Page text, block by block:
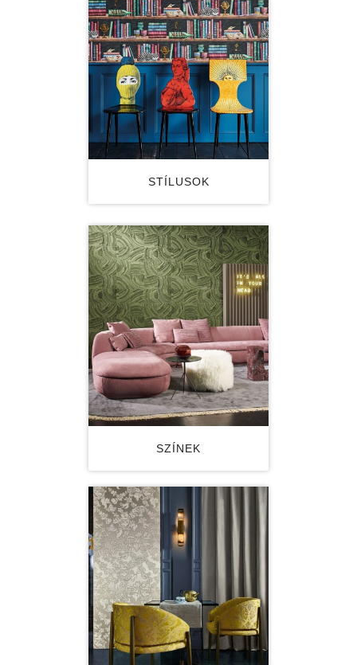
STÍLUSOK
SZÍNEK